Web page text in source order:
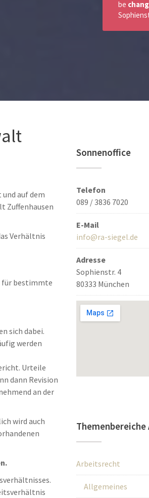
auf dem
Zuffenhausen
Verhältnis
für bestimmte
sich dabei.
werden
Urteile
dann Revision
an der
wird auch
Sonnenoffice
Telefon
089 / 3836 7020
E-Mail
info@ra-siegel.de
Adresse
Sophienstr. 4
80333 München
Arbeitsrecht
Allgemeines
be